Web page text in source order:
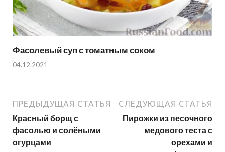
Фасолевый суп с томатным соком
04.12.2021
ПРЕДЫДУЩАЯ СТАТЬЯ
Красный борщ с
фасолью и солёными
огурцами
СЛЕДУЮЩАЯ СТАТЬЯ
Пирожки из песочного
медового теста с
орехами и